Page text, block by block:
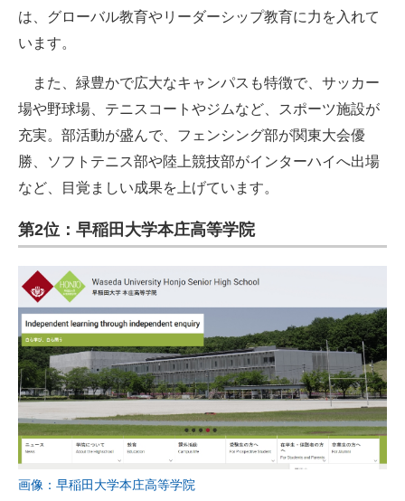
は、グローバル教育やリーダーシップ教育に力を入れて
います。
また、緑豊かで広大なキャンパスも特徴で、サッカー
場や野球場、テニスコートやジムなど、スポーツ施設が
充実。部活動が盛んで、フェンシング部が関東大会優
勝、ソフトテニス部や陸上競技部がインターハイへ出場
など、目覚ましい成果を上げています。
第2位：早稲田大学本庄高等学院
画像：早稲田大学本庄高等学院